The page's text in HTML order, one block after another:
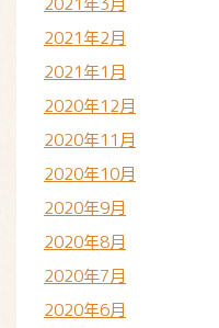
2021年2月
2021年1月
2020年12月
2020年11月
2020年10月
2020年9月
2020年8月
2020年7月
2020年6月